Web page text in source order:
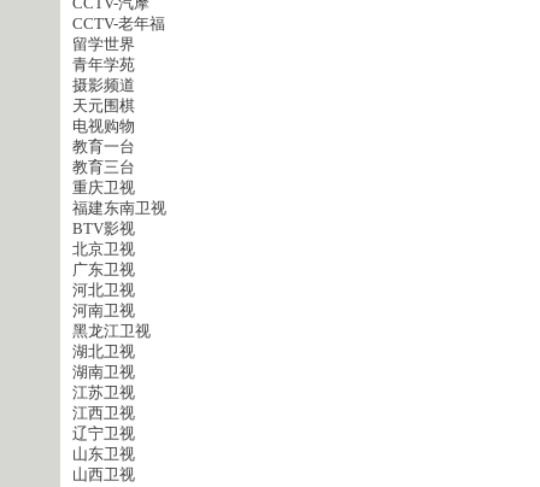
CCTV-老年福
留学世界
青年学苑
摄影频道
天元围棋
电视购物
教育一台
教育三台
重庆卫视
福建东南卫视
BTV影视
北京卫视
广东卫视
河北卫视
河南卫视
黑龙江卫视
湖北卫视
湖南卫视
江苏卫视
江西卫视
辽宁卫视
山东卫视
山西卫视